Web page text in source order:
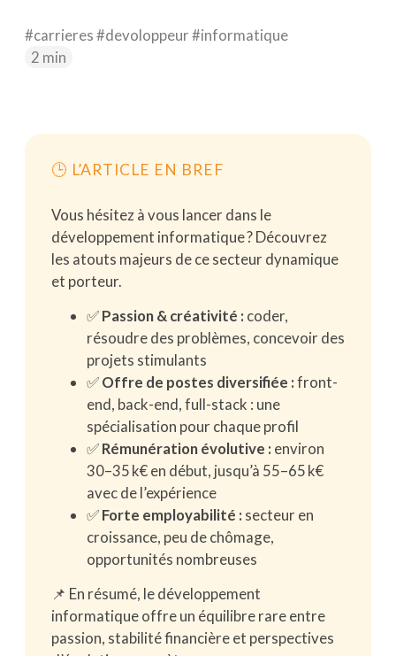
#carrieres #devoloppeur #informatique
2 min
🕒 L’ARTICLE EN BREF
Vous hésitez à vous lancer dans le
développement informatique ? Découvrez
les atouts majeurs de ce secteur dynamique
et porteur.
✅Passion & créativité : coder,
résoudre des problèmes, concevoir des
projets stimulants
✅Offre de postes diversifiée :front-
end, back-end, full-stack : une
spécialisation pour chaque profil
✅Rémunération évolutive : environ
30–35 k€ en début, jusqu’à 55–65 k€
avec de l’expérience
✅Forte employabilité : secteur en
croissance, peu de chômage,
opportunités nombreuses
📌 En résumé, le développement
informatique offre un équilibre rare entre
passion, stabilité financière et perspectives